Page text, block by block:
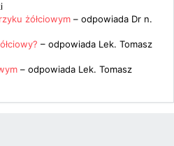
żółciowym – odpowiada Dr n.
– odpowiada Lek. Tomasz
– odpowiada Lek. Tomasz